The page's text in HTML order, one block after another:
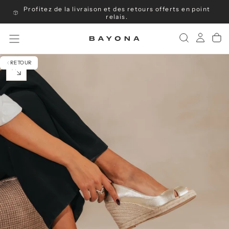
Passer
au
Profitez de la livraison et des retours offerts en point
relais.
RETOUR
OUVRIR
LE
MÉDIA
0
DANS
UNE
FENÊTRE